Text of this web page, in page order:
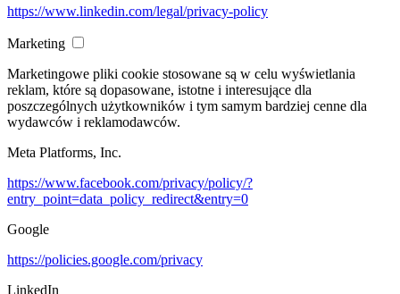
https://www.linkedin.com/legal/privacy-policy
Marketing
Marketingowe pliki cookie stosowane są w celu wyświetlania
reklam, które są dopasowane, istotne i interesujące dla
poszczególnych użytkowników i tym samym bardziej cenne dla
wydawców i reklamodawców.
Meta Platforms, Inc.
https://www.facebook.com/privacy/policy/?
entry_point=data_policy_redirect&entry=0
Google
https://policies.google.com/privacy
LinkedIn